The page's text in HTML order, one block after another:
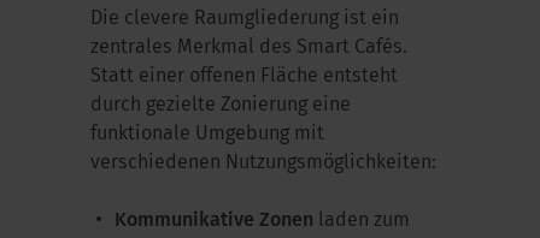
Die clevere Raumgliederung ist ein
zentrales Merkmal des Smart Cafés.
Statt einer offenen Fläche entsteht
durch gezielte Zonierung eine
funktionale Umgebung mit
verschiedenen Nutzungsmöglichkeiten:
Kommunikative Zonen laden zum